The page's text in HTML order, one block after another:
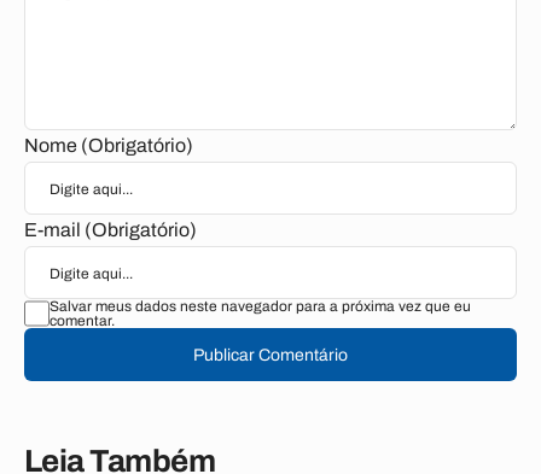
Nome (Obrigatório)
E-mail (Obrigatório)
Salvar meus dados neste navegador para a próxima vez que eu
comentar.
Publicar Comentário
Leia Também